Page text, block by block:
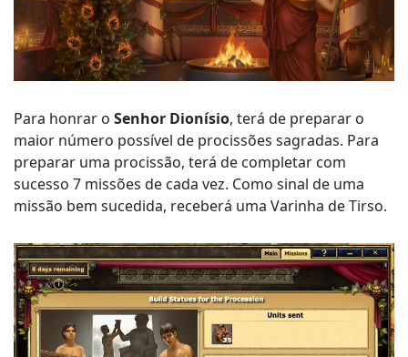
Para honrar o Senhor Dionísio, terá de preparar o
maior número possível de procissões sagradas. Para
preparar uma procissão, terá de completar com
sucesso 7 missões de cada vez. Como sinal de uma
missão bem sucedida, receberá uma Varinha de Tirso.